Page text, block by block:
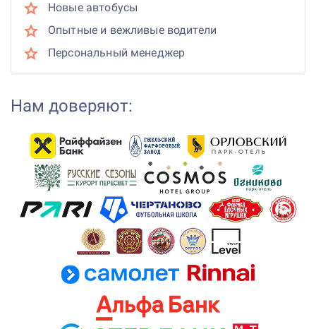
Новые автобусы
Опытные и вежливые водители
Персональный менеджер
Нам доверяют: